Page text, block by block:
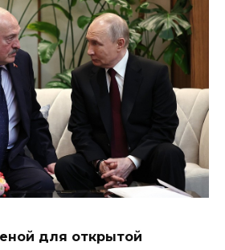
для открытой